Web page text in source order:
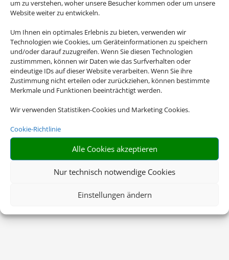
um zu verstehen, woher unsere Besucher kommen oder um unsere
Website weiter zu entwickeln.
Um Ihnen ein optimales Erlebnis zu bieten, verwenden wir
Technologien wie Cookies, um Geräteinformationen zu speichern
und/oder darauf zuzugreifen. Wenn Sie diesen Technologien
zustimmmen, können wir Daten wie das Surfverhalten oder
eindeutige IDs auf dieser Website verarbeiten. Wenn Sie ihre
Zustimmung nicht erteilen oder zurückziehen, können bestimmte
Merkmale und Funktionen beeinträchtigt werden.
Wir verwenden Statistiken-Cookies und Marketing Cookies.
Cookie-Richtlinie
Alle Cookies akzeptieren
Nur technisch notwendige Cookies
Einstellungen ändern